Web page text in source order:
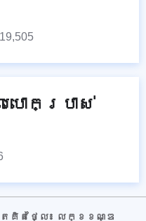
19,505
លបោកប្រាស់
ឥតគិតថ្លៃ៖ លក្ខខណ្ឌ